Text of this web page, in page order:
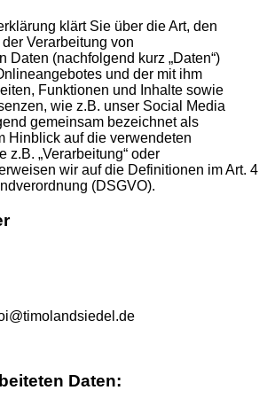
klärt Sie über die Art, den
Verarbeitung von
Daten (nachfolgend kurz „Daten“)
und der mit ihm
Funktionen und Inhalte sowie
wie z.B. unser Social Media
gemeinsam bezeichnet als
Hinblick auf die verwendeten
z.B. „Verarbeitung“ oder
wir auf die Definitionen im Art. 4
(DSGVO).
Daten: